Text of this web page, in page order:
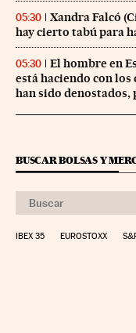
05:30
Xandra Falcó
hay cierto tabú para
05:30
El hombre en
está haciendo con los
han sido denostados,
BUSCAR BOLSAS Y
IBEX 35 EUROSTOXX